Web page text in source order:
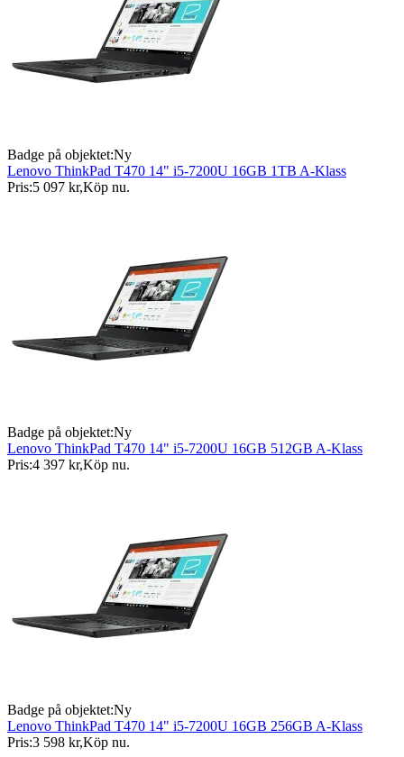
Badge på objektet:Ny
Lenovo ThinkPad T470 14" i5-7200U 16GB 1TB A-Klass
Pris:5 097 kr,Köp nu.
Badge på objektet:Ny
Lenovo ThinkPad T470 14" i5-7200U 16GB 512GB A-Klass
Pris:4 397 kr,Köp nu.
Badge på objektet:Ny
Lenovo ThinkPad T470 14" i5-7200U 16GB 256GB A-Klass
Pris:3 598 kr,Köp nu.